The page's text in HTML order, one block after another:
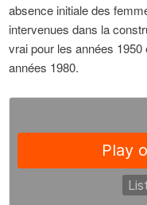
absence initiale des
intervenues dans la
vrai pour les années 1950
années 1980.